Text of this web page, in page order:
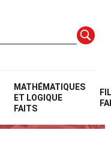
MATHÉMATIQUES
ET LOGIQUE
FAITS